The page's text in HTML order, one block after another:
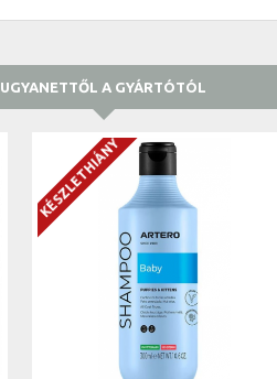
UGYANETTŐL A GYÁRTÓTÓL
KÉSZLETHIÁNY